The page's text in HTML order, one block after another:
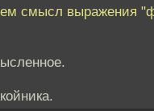
смысл выражения